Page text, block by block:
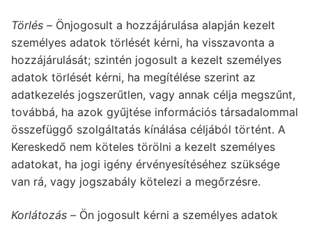
Törlés – Önjogosult a hozzájárulása alapján kezelt
személyes adatok törlését kérni, ha visszavonta a
hozzájárulását; szintén jogosult a kezelt személyes
adatok törlését kérni, ha megítélése szerint az
adatkezelés jogszerűtlen, vagy annak célja megszűnt,
továbbá, ha azok gyűjtése információs társadalommal
összefüggő szolgáltatás kínálása céljából történt. A
Kereskedő nem köteles törölni a kezelt személyes
adatokat, ha jogi igény érvényesítéséhez szüksége
van rá, vagy jogszabály kötelezi a megőrzésre.
Korlátozás – Ön jogosult kérni a személyes adatok